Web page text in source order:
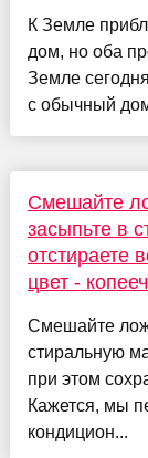
К Земле
дом, но оба
Земле
с обычный
Смешайте
засыпьте в
отстираете
цвет -
Смешайте
стиральную
при этом
Кажется, мы
кондицион...